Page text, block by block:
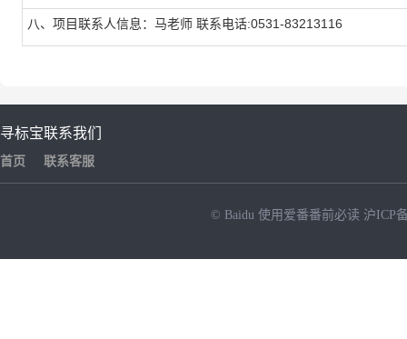
八、项目联系人信息：马老师 联系电话:0531-83213116
寻标宝
首页
联系我们
联系客服
© Baidu 使用爱番番前必读 沪ICP